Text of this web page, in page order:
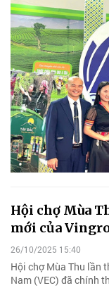
Hội chợ Mùa
mới của
26/10/2025 15:40
Hội chợ Mùa Thu lần
Nam (VEC) đã chính